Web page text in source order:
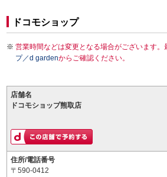
ドコモショップ
営業時間などは変更となる場合がございます。
プ／d gardenからご確認ください。
店舗名
ドコモショップ熊取店
住所/電話番号
〒590-0412